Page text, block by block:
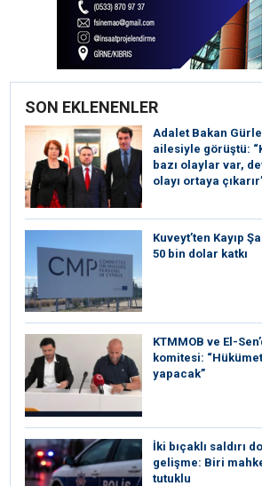
SON EKLENENLER
Adalet Bakan
ailesiyle görüştü:
bazı olaylar var,
olayı ortaya
Kuveyt’ten Kayıp
50 bin dolar katkı
KTMMOB ve El-
komitesi:
yapacak”
İki bıçaklı saldırı
gelişme: Biri
tutuklu